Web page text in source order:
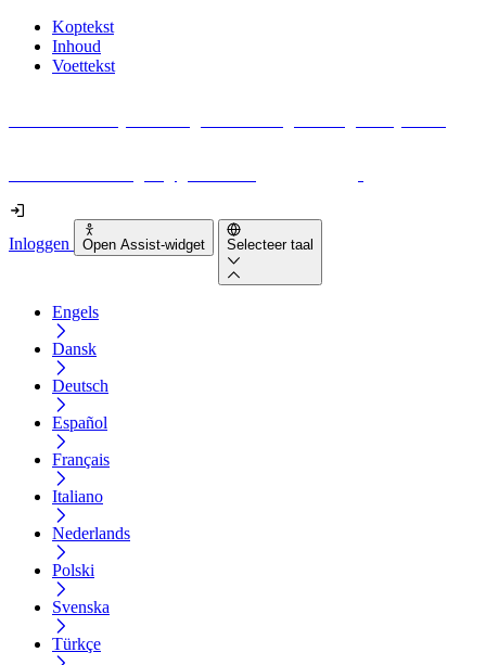
Koptekst
Inhoud
Voettekst
Inloggen Open Assist-widget Selecteer taal
Engels
Dansk
Deutsch
Español
Français
Italiano
Nederlands
Polski
Svenska
Türkçe